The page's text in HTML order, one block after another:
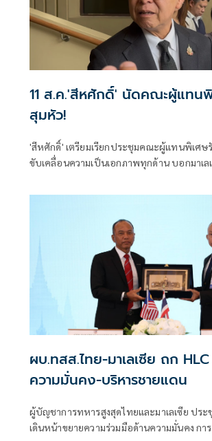
11 ส.ค.'สีหศักดิ์' นัดคณะผู้แทน​
สุมหัว!
'สีหศักดิ์'​ เตรียมเรียกประชุมคณะผู้แทน​พิเศษ
ขับเคลื่อนความเป็นเอกภาพทุกด้าน​ บอก​มาเล
ผบ.ทสส.ไทย-มาเลเซีย ถก HLC ยกระดับ
ความมั่นคง-บริหารชายแดน
ผู้บัญชาการทหารสูงสุดไทยและมาเลเซีย ประ
เดินหน้าขยายความร่วมมือด้านความมั่นคง กา